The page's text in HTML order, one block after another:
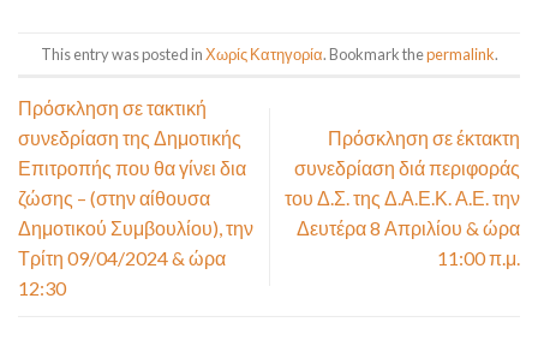
This entry was posted inΧωρίς Κατηγορία. Bookmark thepermalink.
Πρόσκληση σε τακτική
συνεδρίαση της Δημοτικής
Επιτροπής που θα γίνει δια
ζώσης – (στην αίθουσα
Δημοτικού Συμβουλίου), την
Τρίτη 09/04/2024 & ώρα
12:30
Πρόσκληση σε έκτακτη
συνεδρίαση διά περιφοράς
του Δ.Σ. της Δ.Α.Ε.Κ. Α.Ε. την
Δευτέρα 8 Απριλίου & ώρα
11:00 π.μ.